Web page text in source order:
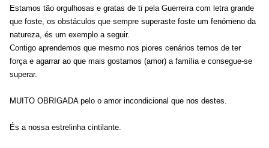
Estamos tão orgulhosas e gratas de ti pela Guerreira com letra grande
que foste, os obstáculos que sempre superaste foste um fenómeno da
natureza, és um exemplo a seguir.
Contigo aprendemos que mesmo nos piores cenários temos de ter
força e agarrar ao que mais gostamos (amor) a família e consegue-se
superar.
MUITO OBRIGADA pelo o amor incondicional que nos destes.
És a nossa estrelinha cintilante.